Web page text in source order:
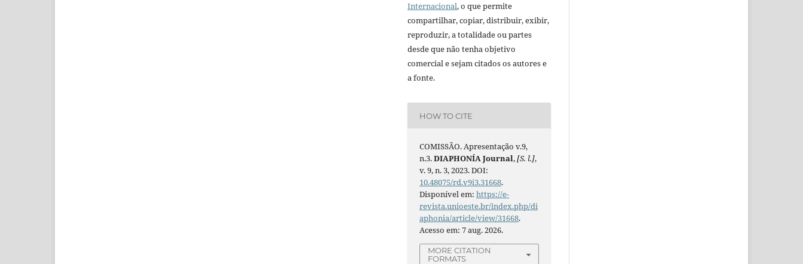
Internacional, o que permite
compartilhar, copiar, distribuir, exibir,
reproduzir, a totalidade ou partes
desde que não tenha objetivo
comercial e sejam citados os autores e
a fonte.
HOW TO CITE
COMISSÃO. Apresentação v.9,
n.3.DIAPHONÍA Journal,[S. l.],
v. 9, n. 3, 2023. DOI:
10.48075/rd.v9i3.31668.
Disponível em:https://e-
revista.unioeste.br/index.php/di
aphonia/article/view/31668.
Acesso em: 7 aug. 2026.
MORE CITATION
FORMATS